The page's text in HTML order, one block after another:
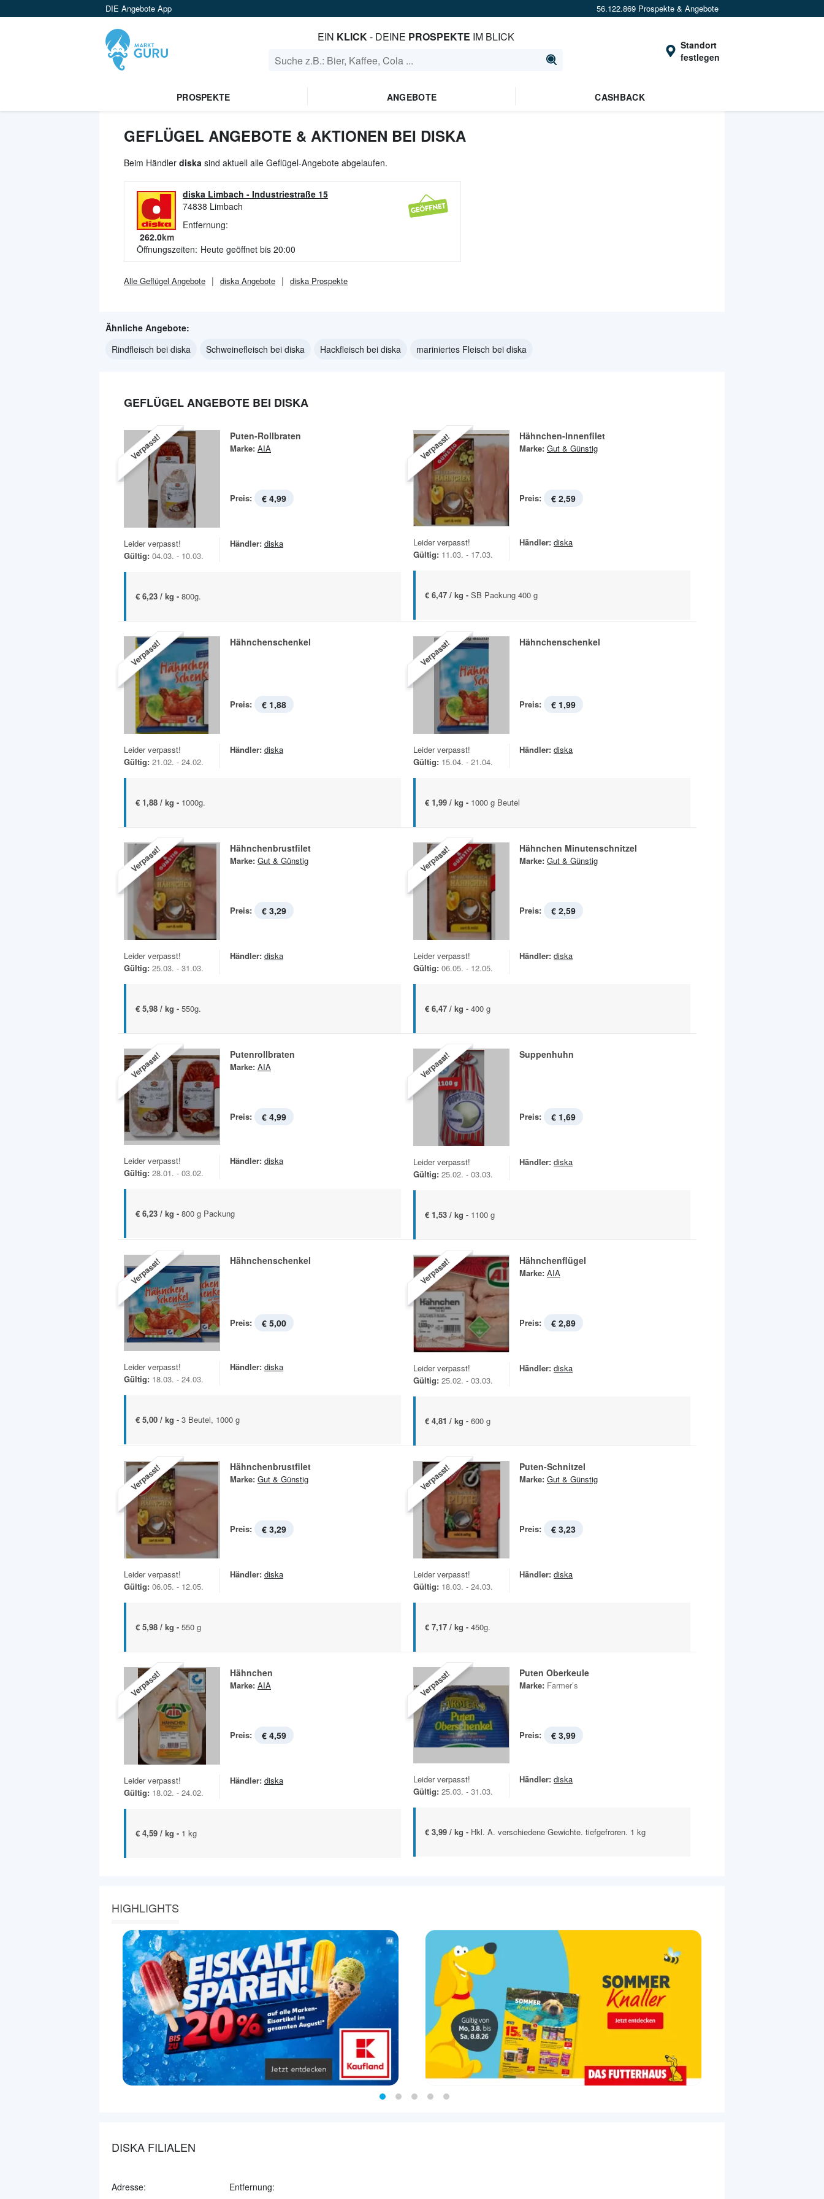
DIE Angebote App 56.122.869 Prospekte & Angebote
EIN KLICK- DEINE PROSPEKTE IM BLICK
Standort
festlegen
PROSPEKTE ANGEBOTE CASHBACK
GEFLÜGEL ANGEBOTE & AKTIONEN BEI DISKA
Beim Händler diska sind aktuell alle Geflügel-Angebote abgelaufen.
diska Limbach - Industriestraße 15
74838 Limbach
Entfernung:
262.0km
Öffnungszeiten: Heute geöffnet bis 20:00
Alle Geflügel Angebote diska Angebote diska Prospekte
Ähnliche Angebote:
Rindfleisch bei diska
Schweinefleisch bei diska Hackfleisch bei diska mariniertes Fleisch bei diska
GEFLÜGEL ANGEBOTE BEI DISKA
Verpasst! Puten-Rollbraten
Marke: AIA
Preis: € 4,99
Leider verpasst!
Gültig: 04.03. - 10.03.
Händler: diska
€ 6,23 / kg - 800g.
Verpasst! Hähnchen-Innenfilet
Marke: Gut & Günstig
Preis: € 2,59
Leider verpasst!
Gültig: 11.03. - 17.03.
Händler: diska
€ 6,47 / kg - SB Packung 400 g
Verpasst! Hähnchenschenkel
Preis: € 1,88
Leider verpasst!
Gültig: 21.02. - 24.02.
Händler: diska
€ 1,88 / kg - 1000g.
Verpasst! Hähnchenschenkel
Preis: € 1,99
Leider verpasst!
Gültig: 15.04. - 21.04.
Händler: diska
€ 1,99 / kg - 1000 g Beutel
Verpasst! Hähnchenbrustfilet
Marke: Gut & Günstig
Preis: € 3,29
Leider verpasst!
Gültig: 25.03. - 31.03.
Händler: diska
€ 5,98 / kg - 550g.
Verpasst! Hähnchen Minutenschnitzel
Marke: Gut & Günstig
Preis: € 2,59
Leider verpasst!
Gültig: 06.05. - 12.05.
Händler: diska
€ 6,47 / kg - 400 g
Verpasst! Putenrollbraten
Marke: AIA
Preis: € 4,99
Leider verpasst!
Gültig: 28.01. - 03.02.
Händler: diska
€ 6,23 / kg - 800 g Packung
Verpasst! Suppenhuhn
Preis: € 1,69
Leider verpasst!
Gültig: 25.02. - 03.03.
Händler: diska
€ 1,53 / kg - 1100 g
Verpasst! Hähnchenschenkel
Preis: € 5,00
Leider verpasst!
Gültig: 18.03. - 24.03.
Händler: diska
€ 5,00 / kg - 3 Beutel, 1000 g
Verpasst! Hähnchenflügel
Marke: AIA
Preis: € 2,89
Leider verpasst!
Gültig: 25.02. - 03.03.
Händler: diska
€ 4,81 / kg - 600 g
Verpasst! Hähnchenbrustfilet
Marke: Gut & Günstig
Preis: € 3,29
Leider verpasst!
Gültig: 06.05. - 12.05.
Händler: diska
€ 5,98 / kg - 550 g
Verpasst! Puten-Schnitzel
Marke: Gut & Günstig
Preis: € 3,23
Leider verpasst!
Gültig: 18.03. - 24.03.
Händler: diska
€ 7,17 / kg - 450g.
Verpasst! Hähnchen
Marke: AIA
Preis: € 4,59
Leider verpasst!
Gültig: 18.02. - 24.02.
Händler: diska
€ 4,59 / kg - 1 kg
Verpasst! Puten Oberkeule
Marke: Farmer’s
Preis: € 3,99
Leider verpasst!
Gültig: 25.03. - 31.03.
Händler: diska
€ 3,99 / kg - Hkl. A. verschiedene Gewichte. tiefgefroren. 1 kg
HIGHLIGHTS
DISKA FILIALEN
Adresse: Entfernung: